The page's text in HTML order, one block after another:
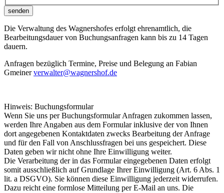
senden
Die Verwaltung des Wagnershofes erfolgt ehrenamtlich, die
Bearbeitungsdauer von Buchungsanfragen kann bis zu 14 Tagen
dauern.
Anfragen bezüglich Termine, Preise und Belegung an Fabian
Gmeinerverwalter@wagnershof.de
Hinweis: Buchungsformular
Wenn Sie uns per Buchungsformular Anfragen zukommen lassen,
werden Ihre Angaben aus dem Formular inklusive der von Ihnen
dort angegebenen Kontaktdaten zwecks Bearbeitung der Anfrage
und für den Fall von Anschlussfragen bei uns gespeichert. Diese
Daten geben wir nicht ohne Ihre Einwilligung weiter.
Die Verarbeitung der in das Formular eingegebenen Daten erfolgt
somit ausschließlich auf Grundlage Ihrer Einwilligung (Art. 6 Abs. 1
lit. a DSGVO). Sie können diese Einwilligung jederzeit widerrufen.
Dazu reicht eine formlose Mitteilung per E-Mail an uns. Die